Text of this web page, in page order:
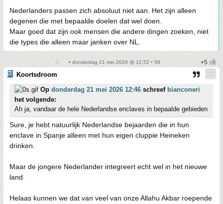
Nederlanders passen zich absoluut niet aan. Het zijn alleen
degenen die met bepaalde doelen dat wel doen.
Maar goed dat zijn ook mensen die andere dingen zoeken, niet
die types die alleen maar janken over NL.
• donderdag 21 mei 2026 @ 12:52 • 59
Koortsdroom
Op donderdag 21 mei 2026 12:46 schreef bianconeri
het volgende:
Ah ja, vandaar de hele Nederlandse enclaves in bepaalde gebieden
Sure, je hebt natuurlijk Nederlandse bejaarden die in hun
enclave in Spanje alleen met hun eigen cluppie Heineken
drinken.
Maar de jongere Nederlander integreert echt wel in het nieuwe
land.
Helaas kunnen we dat van veel van onze Allahu Akbar roepende